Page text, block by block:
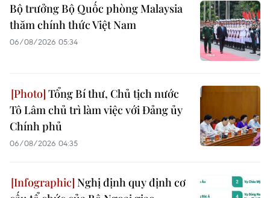
Bộ trưởng Bộ Quốc phòng Malaysia
thăm chính thức Việt Nam
06/08/2026 05:34
Tổng Bí thư, Chủ tịch nước
Tô Lâm chủ trì làm việc với Đảng ủy
Chính phủ
06/08/2026 04:35
Nghị định quy định cơ